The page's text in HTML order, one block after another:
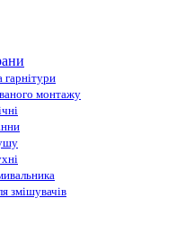
гарнітури
монтажу
змішувачів